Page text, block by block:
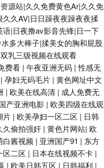
源站|久久免费黄色Ar|久久免
久久AV|日日躁夜夜躁夜夜揉
|日夜撸av影音先锋|日一下
多大棒子|揉美女的胸和屁股
乳三级视频在线观看
费看 | 午夜亚洲无码 |性感无
| 孕妇无码毛片 | 黄色网址中文
| 欧美在线高清 | 成人免费无
产亚洲电影 | 欧美四级在线观
片 | 欧美孕妇一区二区 | 日韩
久偷拍强奸 | 黄色片网站| 欧
白酱视频 | 亚洲国产91 | 东方
区二区 | 日本在线视频不卡 |
| 欧美日韩五区 | 日韩福利 |